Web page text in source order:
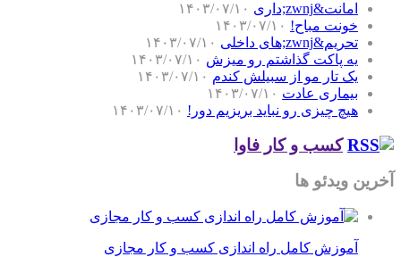
امانت&zwnj;داری
۱۴۰۳/۰۷/۱۰
خونت مباح! ۱۴۰۳/۰۷/۱۰
تحریم&zwnj;های داخلی
۱۴۰۳/۰۷/۱۰
یه پاکت گذاشتم رو میزش ۱۴۰۳/۰۷/۱۰
یک تار مو از سبیلش کندم ۱۴۰۳/۰۷/۱۰
بیماری عادت ۱۴۰۳/۰۷/۱۰
هیچ چیزی رو نباید بریزیم دور! ۱۴۰۳/۰۷/۱۰
کسب و کار فاوا
آخرین ویدئو ها
آموزش کامل راه اندازی کسب و کار مجازی